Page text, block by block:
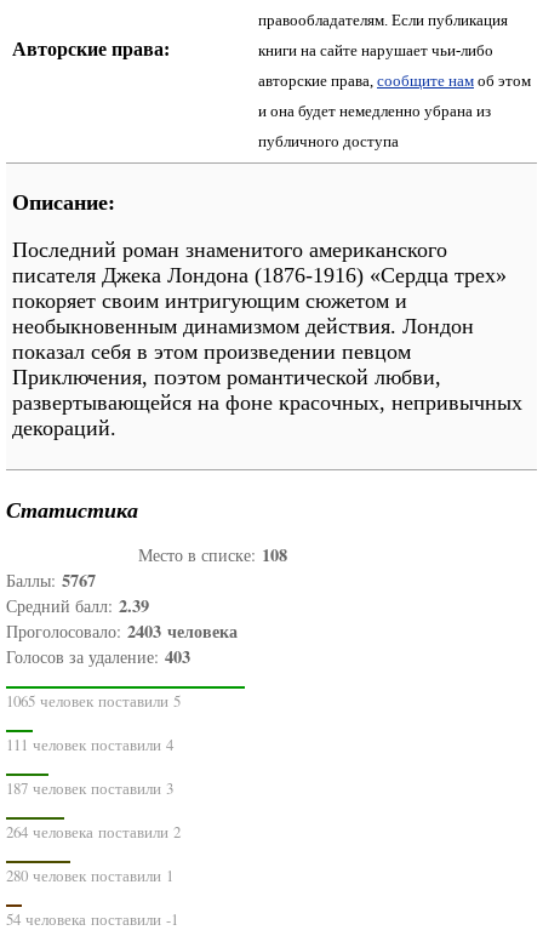
Авторские права:
правообладателям. Если публикация
книги на сайте нарушает чьи-либо
авторские права, сообщите нам об этом
и она будет немедленно убрана из
публичного доступа
Описание:
Последний роман знаменитого американского
писателя Джека Лондона (1876-1916) «Сердца трех»
покоряет своим интригующим сюжетом и
необыкновенным динамизмом действия. Лондон
показал себя в этом произведении певцом
Приключения, поэтом романтической любви,
развертывающейся на фоне красочных, непривычных
декораций.
Статистика
Место в списке: 108
Баллы: 5767
Средний балл: 2.39
Проголосовало: 2403 человека
Голосов за удаление: 403
1065 человек поставили 5
111 человек поставили 4
187 человек поставили 3
264 человека поставили 2
280 человек поставили 1
54 человека поставили -1